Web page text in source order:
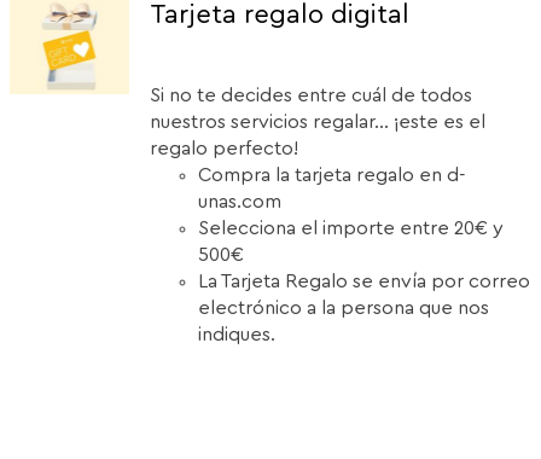
Tarjeta regalo digital
Si no te decides entre cuál de todos
nuestros servicios regalar... ¡este es el
regalo perfecto!
Compra la tarjeta regalo en d-
unas.com
Selecciona el importe entre 20€ y
500€
La Tarjeta Regalo se envía por correo
electrónico a la persona que nos
indiques.